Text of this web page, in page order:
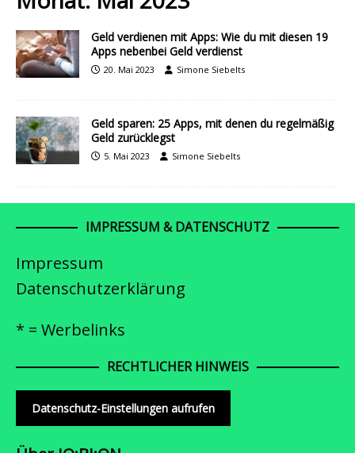
Geld verdienen mit Apps: Wie du mit diesen 19
Apps nebenbei Geld verdienst
20. Mai 2023 Simone Siebelts
Geld sparen: 25 Apps, mit denen du regelmäßig
Geld zurücklegst
5. Mai 2023 Simone Siebelts
IMPRESSUM & DATENSCHUTZ
Impressum
Datenschutzerklärung
* = Werbelinks
RECHTLICHER HINWEIS
Datenschutz-Einstellungen aufrufen